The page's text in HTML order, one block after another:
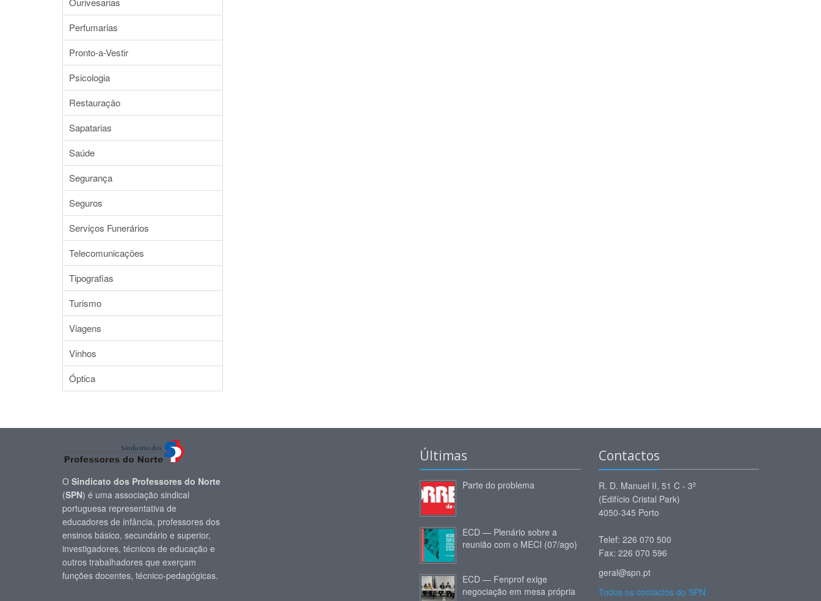
Perfumarias
Pronto-a-Vestir
Psicologia
Restauração
Sapatarias
Saúde
Segurança
Seguros
Serviços Funerários
Telecomunicações
Tipografias
Turismo
Viagens
Vinhos
Óptica
O Sindicato dos Professores do Norte
(SPN) é uma associação sindical
portuguesa representativa de
educadores de infância, professores dos
ensinos básico, secundário e superior,
investigadores, técnicos de educação e
outros trabalhadores que exerçam
funções docentes, técnico-pedagógicas.
Últimas
Parte do problema
ECD — Plenário sobre a
reunião com o MECI (07/ago)
ECD — Fenprof exige
negociação em mesa própria
Contactos
R. D. Manuel II, 51 C - 3º
(Edifício Cristal Park)
4050-345 Porto
Telef: 226 070 500
Fax: 226 070 596
geral@spn.pt
Todos os contactos do SPN